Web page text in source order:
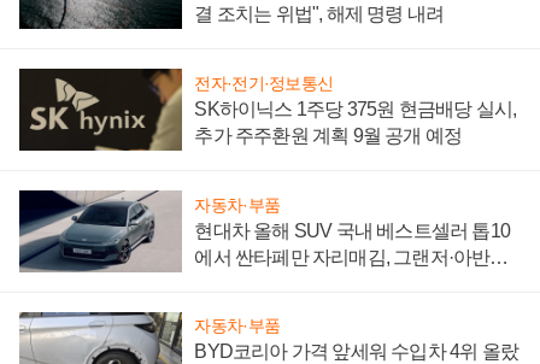
결 조치는 위법", 해제 명령 내려
전자·전기·정보통신
SK하이닉스 1주당 375원 현금배당 실시,
추가 주주환원 계획 9월 공개 예정
자동차·부품
현대차 올해 SUV 국내 베스트셀러 톱10
에서 싼타페만 자리매김, 그랜저·아반떼
자동차·부품
BYD코리아 가격 앞세워 수입차 4위 올랐